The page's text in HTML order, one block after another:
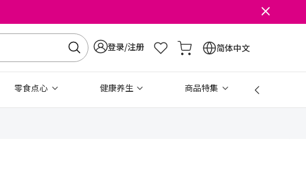
登录/注册 简体中文
零食点心 健康养生 商品特集